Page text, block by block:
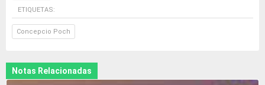
ETIQUETAS:
Concepcio Poch
Notas Relacionadas